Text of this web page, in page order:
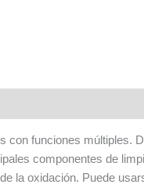
con funciones
componentes de
la oxidación. Puede